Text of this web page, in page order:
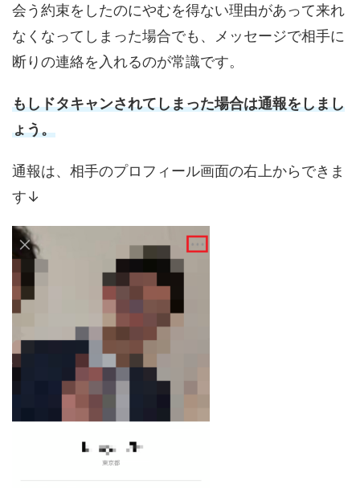
会う約束をしたのにやむを得ない理由があって来れ
なくなってしまった場合でも、メッセージで相手に
断りの連絡を入れるのが常識です。
もしドタキャンされてしまった場合は通報をしまし
ょう。
通報は、相手のプロフィール画面の右上からできま
す↓